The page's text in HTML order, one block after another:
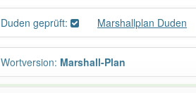
Duden geprüft: Marshallplan Duden
Wortversion: Marshall-Plan